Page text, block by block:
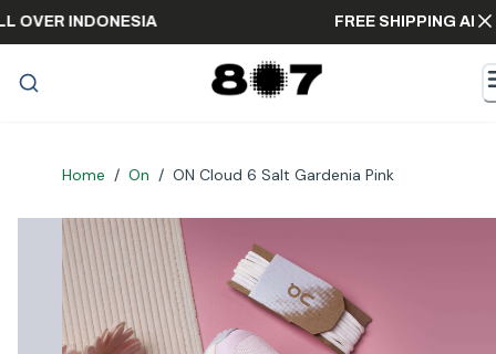
ALL OVER INDONESIA FREE
Home / On / ON Cloud 6 Salt Gardenia Pink